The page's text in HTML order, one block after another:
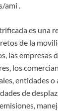
ami .
es una
de la
las empresas
los
entidades
de